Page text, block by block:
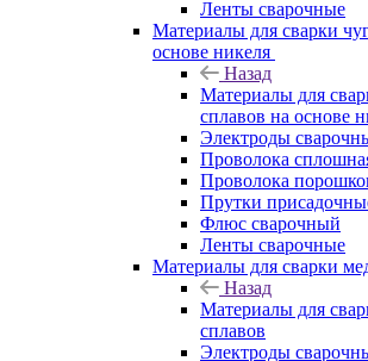
Ленты сварочные
Материалы для сварки
основе никеля
Назад
Материалы для
сплавов на основе
Электроды
Проволока
Проволока
Прутки
Флюс сварочный
Ленты сварочные
Материалы для сварки
Назад
Материалы для
сплавов
Электроды